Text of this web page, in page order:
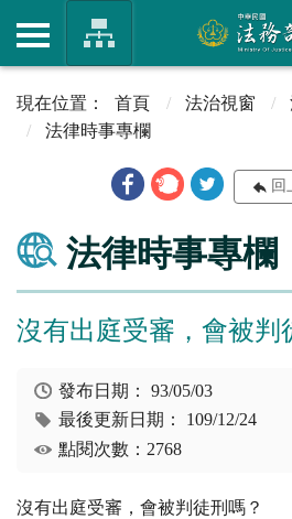
首頁 法治視窗
法律時事專欄
回
法律時事專欄
沒有出庭受審，會被判
發布日期：93/05/03
最後更新日期： 109/12/24
點閱次數：2768
沒有出庭受審，會被判徒刑嗎